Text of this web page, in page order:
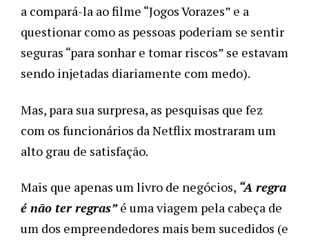
a compará-la ao filme “Jogos Vorazes” e a
questionar como as pessoas poderiam se sentir
seguras “para sonhar e tomar riscos” se estavam
sendo injetadas diariamente com medo).
Mas, para sua surpresa, as pesquisas que fez
com os funcionários da Netflix mostraram um
alto grau de satisfação.
Mais que apenas um livro de negócios, “A regra
é não ter regras” é uma viagem pela cabeça de
um dos empreendedores mais bem sucedidos (e